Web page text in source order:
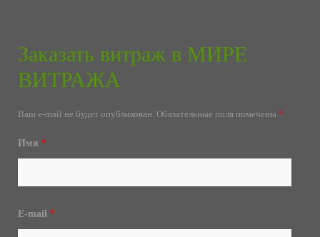
Заказать витраж в МИРЕ
ВИТРАЖА
Ваш e-mail не будет опубликован. Обязательные поля помечены *
Имя *
E-mail *